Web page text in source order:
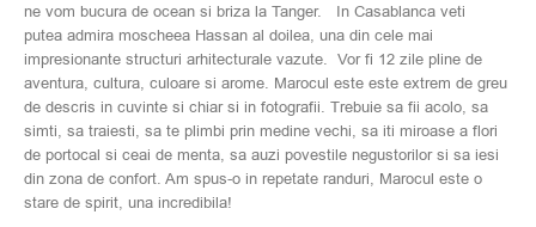
ne vom bucura de ocean si briza la Tanger. In Casablanca veti
putea admira moscheea Hassan al doilea, una din cele mai
impresionante structuri arhitecturale vazute. Vor fi 12 zile pline de
aventura, cultura, culoare si arome. Marocul este este extrem de greu
de descris in cuvinte si chiar si in fotografii. Trebuie sa fii acolo, sa
simti, sa traiesti, sa te plimbi prin medine vechi, sa iti miroase a flori
de portocal si ceai de menta, sa auzi povestile negustorilor si sa iesi
din zona de confort. Am spus-o in repetate randuri, Marocul este o
stare de spirit, una incredibila!